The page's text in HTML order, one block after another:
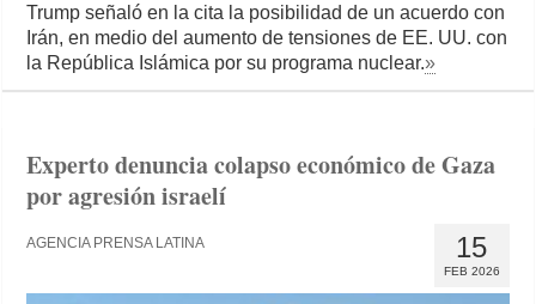
Trump señaló en la cita la posibilidad de un acuerdo con
Irán, en medio del aumento de tensiones de EE. UU. con
la República Islámica por su programa nuclear.»
Experto denuncia colapso económico de Gaza
por agresión israelí
15
FEB 2026
AGENCIA PRENSA LATINA